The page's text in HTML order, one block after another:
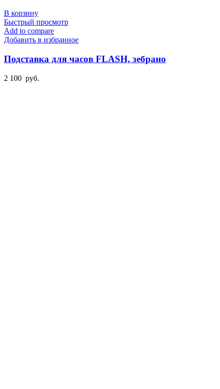
В корзину
Быстрый просмотр
Add to compare
Добавить в избранное
Подставка для часов FLASH, зебрано
2 100 руб.